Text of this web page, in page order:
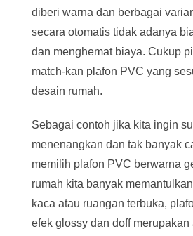
diberi warna dan berbagai
secara otomatis tidak adanya
dan menghemat biaya. Cukup
match-kan plafon PVC yang
desain rumah.
Sebagai contoh jika kita ingin
menenangkan dan tak banyak
memilih plafon PVC berwarna
rumah kita banyak
kaca atau ruangan terbuka,
efek glossy dan doff merupakan